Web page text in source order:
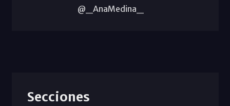
@_AnaMedina_
Secciones